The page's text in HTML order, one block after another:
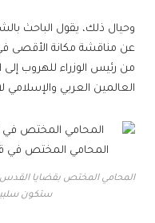
وحيال ذلك، يقول الباحث
عن مناقشة مكانة الأقصى
من رئيس الوزراء للهروب إلى
العالمين العربي والإسلامي
المحامي المختص بقضايا القدس
ستكون